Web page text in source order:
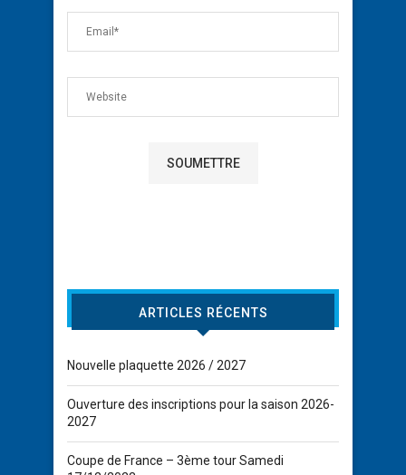
ARTICLES RÉCENTS
Nouvelle plaquette 2026 / 2027
Ouverture des inscriptions pour la saison 2026-
2027
Coupe de France – 3ème tour Samedi